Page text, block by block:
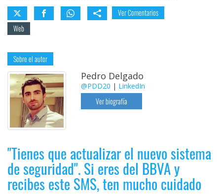
Ver Comentarios
Web
Sobre el autor
Pedro Delgado
@PDD20 | LinkedIn
Ver biografía
"Tienes que actualizar el nuevo sistema
de seguridad". Si eres del BBVA y
recibes este SMS, ten mucho cuidado